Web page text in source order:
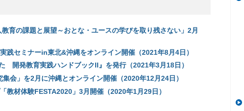
育の課題と展望～おとな・ユースの学びを取り残さない」2月
践セミナーin東北&沖縄をオンライン開催（2021年8月4日）
開発教育実践ハンドブックII』を発行（2021年3月18日）
会」を2月に沖縄とオンライン開催（2020年12月24日）
教材体験FESTA2020」3月開催（2020年1月29日）